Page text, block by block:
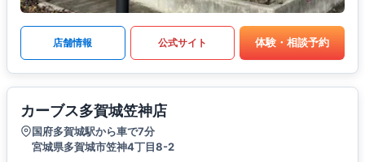
店舗情報 公式サイト 体験・相談予約
カーブス多賀城笠神店
国府多賀城駅から車で7分
宮城県多賀城市笠神4丁目8-2